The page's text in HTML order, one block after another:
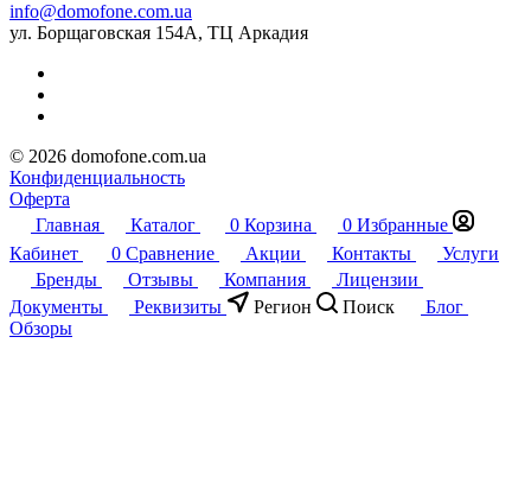
info@domofone.com.ua
ул. Борщаговская 154А, ТЦ Аркадия
© 2026 domofone.com.ua
Конфиденциальность
Оферта
Главная
Каталог 0 Корзина 0 Избранные
Кабинет
0 Сравнение Акции Контакты
Услуги
Бренды
Отзывы Компания
Лицензии
Документы
Реквизиты Регион Поиск
Блог
Обзоры